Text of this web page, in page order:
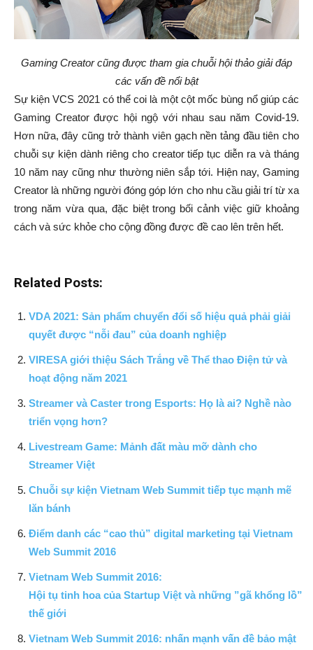
Gaming Creator cũng được tham gia chuỗi hội thảo giải đáp
các vấn đề nổi bật
Sự kiện VCS 2021 có thể coi là một cột mốc bùng nổ giúp các
Gaming Creator được hội ngộ với nhau sau năm Covid-19.
Hơn nữa, đây cũng trở thành viên gạch nền tảng đầu tiên cho
chuỗi sự kiện dành riêng cho creator tiếp tục diễn ra và tháng
10 năm nay cũng như thường niên sắp tới. Hiện nay, Gaming
Creator là những người đóng góp lớn cho nhu cầu giải trí từ xa
trong năm vừa qua, đặc biệt trong bối cảnh việc giữ khoảng
cách và sức khỏe cho cộng đồng được đề cao lên trên hết.
Related Posts:
VDA 2021: Sản phẩm chuyển đổi số hiệu quả phải giải
quyết được “nỗi đau” của doanh nghiệp
VIRESA giới thiệu Sách Trắng về Thể thao Điện tử và
hoạt động năm 2021
Streamer và Caster trong Esports: Họ là ai? Nghề nào
triển vọng hơn?
Livestream Game: Mảnh đất màu mỡ dành cho
Streamer Việt
Chuỗi sự kiện Vietnam Web Summit tiếp tục mạnh mẽ
lăn bánh
Điểm danh các “cao thủ” digital marketing tại Vietnam
Web Summit 2016
Vietnam Web Summit 2016:
Hội tụ tinh hoa của Startup Việt và những ”gã khổng lồ”
thế giới
Vietnam Web Summit 2016: nhấn mạnh vấn đề bảo mật